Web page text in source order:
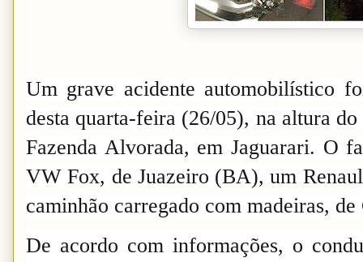
Um grave acidente automobilístico
desta quarta-feira (26/05), na altura
Fazenda Alvorada, em Jaguarari. O
VW Fox, de Juazeiro (BA), um
caminhão carregado com madeiras,
De acordo com informações, o